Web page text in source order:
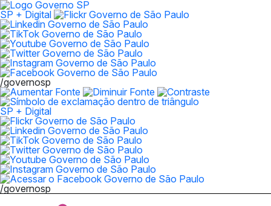
SP + Digital
/governosp
SP + Digital
/governosp